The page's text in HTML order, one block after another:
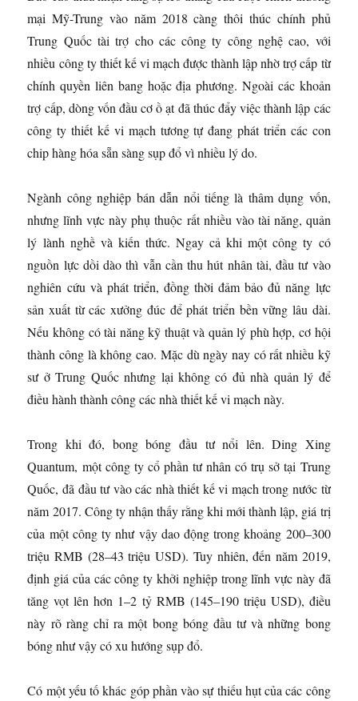
mại Mỹ-Trung vào năm 2018 càng thôi thúc chính phủ
Trung Quốc tài trợ cho các công ty công nghệ cao, với
nhiều công ty thiết kế vi mạch được thành lập nhờ trợ cấp từ
chính quyền liên bang hoặc địa phương. Ngoài các khoản
trợ cấp, dòng vốn đầu cơ ồ ạt đã thúc đẩy việc thành lập các
công ty thiết kế vi mạch tương tự đang phát triển các con
chip hàng hóa sẵn sàng sụp đổ vì nhiều lý do.
Ngành công nghiệp bán dẫn nổi tiếng là thâm dụng vốn,
nhưng lĩnh vực này phụ thuộc rất nhiều vào tài năng, quản
lý lành nghề và kiến ​​thức. Ngay cả khi một công ty có
nguồn lực dồi dào thì vẫn cần thu hút nhân tài, đầu tư vào
nghiên cứu và phát triển, đồng thời đảm bảo đủ năng lực
sản xuất từ ​​các xưởng đúc để phát triển bền vững lâu dài.
Nếu không có tài năng kỹ thuật và quản lý phù hợp, cơ hội
thành công là không cao. Mặc dù ngày nay có rất nhiều kỹ
sư ở Trung Quốc nhưng lại không có đủ nhà quản lý để
điều hành thành công các nhà thiết kế vi mạch này.
Trong khi đó, bong bóng đầu tư nổi lên. Ding Xing
Quantum, một công ty cổ phần tư nhân có trụ sở tại Trung
Quốc, đã đầu tư vào các nhà thiết kế vi mạch trong nước từ
năm 2017. Công ty nhận thấy rằng khi mới thành lập, giá trị
của một công ty như vậy dao động trong khoảng 200–300
triệu RMB (28–43 triệu USD). Tuy nhiên, đến năm 2019,
định giá của các công ty khởi nghiệp trong lĩnh vực này đã
tăng vọt lên hơn 1–2 tỷ RMB (145–190 triệu USD), điều
này rõ ràng chỉ ra một bong bóng đầu tư và những bong
bóng như vậy có xu hướng sụp đổ.
Có một yếu tố khác góp phần vào sự thiếu hụt của các công